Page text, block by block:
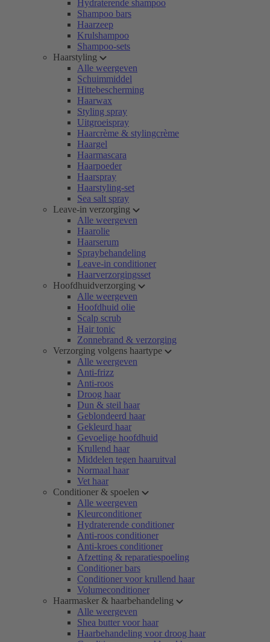
Hydraterende shampoo
Shampoo bars
Haarzeep
Krulshampoo
Shampoo-sets
Haarstyling
Alle weergeven
Schuimmiddel
Hittebescherming
Haarwax
Styling spray
Uitgroeispray
Haarcrème & stylingcrème
Haargel
Haarmascara
Haarpoeder
Haarspray
Haarstyling-set
Sea salt spray
Leave-in verzorging
Alle weergeven
Haarolie
Haarserum
Spraybehandeling
Leave-in conditioner
Haarverzorgingsset
Hoofdhuidverzorging
Alle weergeven
Hoofdhuid olie
Scalp scrub
Hair tonic
Zonnebrand & verzorging
Verzorging volgens haartype
Alle weergeven
Anti-frizz
Anti-roos
Droog haar
Dun & steil haar
Geblondeerd haar
Gekleurd haar
Gevoelige hoofdhuid
Krullend haar
Middelen tegen haaruitval
Normaal haar
Vet haar
Conditioner & spoelen
Alle weergeven
Kleurconditioner
Hydraterende conditioner
Anti-roos conditioner
Anti-kroes conditioner
Afzetting & reparatiespoeling
Conditioner bars
Conditioner voor krullend haar
Volumeconditioner
Haarmasker & haarbehandeling
Alle weergeven
Shea butter voor haar
Haarbehandeling voor droog haar